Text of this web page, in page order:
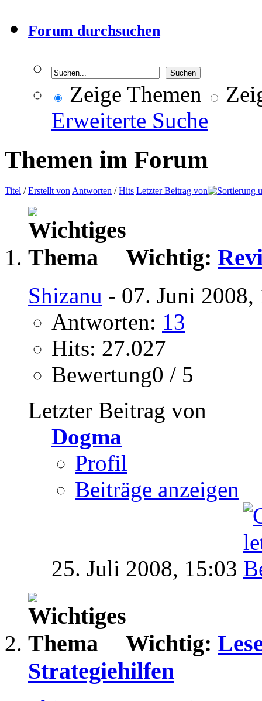
Forum durchsuchen
Zeige Themen
Erweiterte Suche
Themen im Forum
Titel /Erstellt von Antworten /Hits Letzter Beitrag von
Wichtig:
Shizanu - 07. Juni
Antworten: 13
Hits: 27.027
Bewertung0 / 5
Letzter Beitrag von
Dogma
Profil
Beiträge anzeigen
25. Juli 2008, 15:03
Wichtig:
Strategiehilfen